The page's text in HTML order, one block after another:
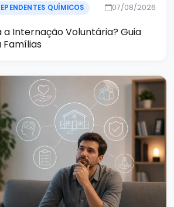
QUÍMICOS 07/08/2026
a Internação Voluntária? Guia